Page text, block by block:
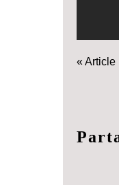
« Article